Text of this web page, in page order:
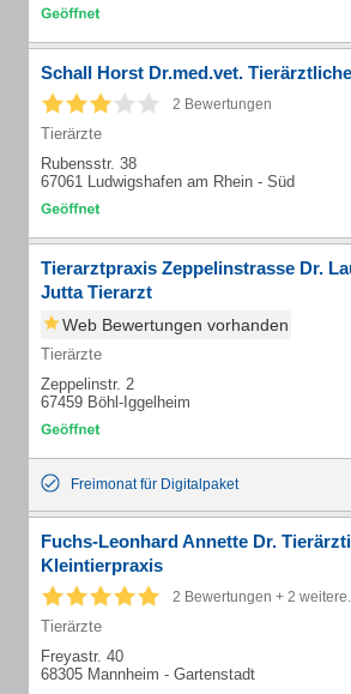
Schall Horst Dr.med.vet.
2 Bewertungen
Tierärzte
Rubensstr. 38
67061 Ludwigshafen am Rhein - Süd
Tierarztpraxis Zeppelinstrasse Dr.
Jutta Tierarzt
Web Bewertungen vorhanden
Tierärzte
Zeppelinstr. 2
67459 Böhl-Iggelheim
Freimonat für Digitalpaket
Fuchs-Leonhard Annette Dr.
Kleintierpraxis
2 Bewertungen + 2
Tierärzte
Freyastr. 40
68305 Mannheim - Gartenstadt